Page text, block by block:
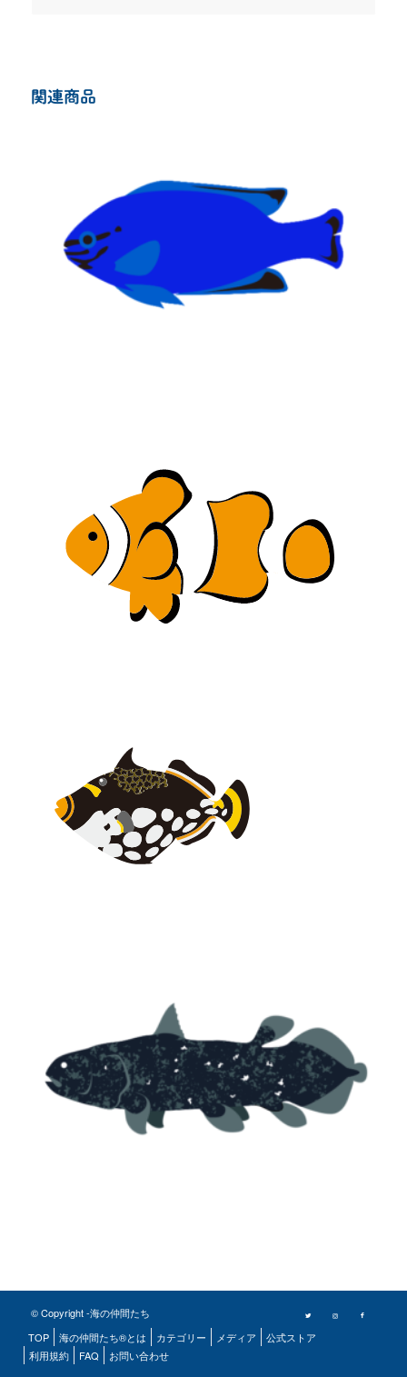
関連商品
© Copyright -海の仲間たち
TOP
海の仲間たち®とは カテゴリー メディア
公式ストア
利用規約
FAQ お問い合わせ